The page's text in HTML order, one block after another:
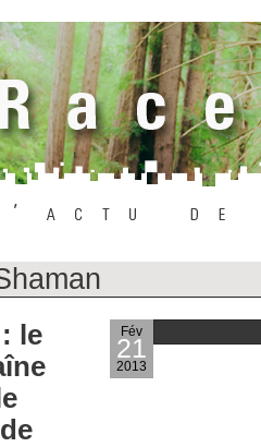
Fév
21
2013
le